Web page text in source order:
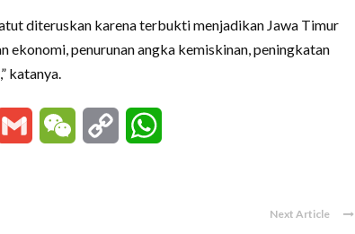
diteruskan karena terbukti menjadikan Jawa Timur
penurunan angka kemiskinan, peningkatan
katanya.
Messenger
Gmail WeChat Copy
Next Article